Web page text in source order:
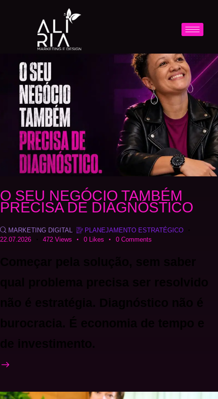
O SEU NEGÓCIO TAMBÉM
PRECISA DE DIAGNÓSTICO
MARKETING DIGITAL
PLANEJAMENTO ESTRATÉGICO
22.07.2026
472 Views 0 Likes 0 Comments